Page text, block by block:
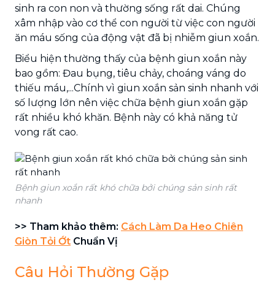
sinh ra con non và thường sống rất dai. Chúng
xâm nhập vào cơ thể con người từ việc con người
ăn máu sống của động vật đã bị nhiễm giun xoắn.
Biểu hiện thường thấy của bệnh giun xoắn này
bao gồm: Đau bụng, tiêu chảy, choáng váng do
thiếu máu,...Chính vì giun xoắn sản sinh nhanh với
số lượng lớn nên việc chữa bệnh giun xoắn gặp
rất nhiều khó khăn. Bệnh này có khả năng tử
vong rất cao.
Bệnh giun xoắn rất khó chữa bởi chúng sản sinh rất
nhanh
>> Tham khảo thêm: Cách Làm Da Heo Chiên
Giòn Tỏi Ớt Chuẩn Vị
Câu Hỏi Thường Gặp